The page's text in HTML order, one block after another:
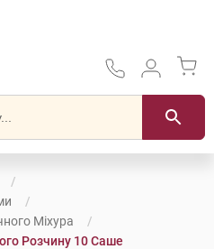
Міхура
Розчину 10 Саше